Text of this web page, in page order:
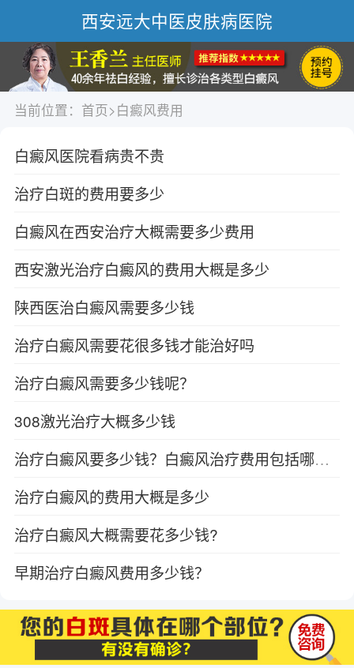
西安远大中医皮肤病医院
当前位置： 首页>白癜风费用
白癜风医院看病贵不贵
治疗白斑的费用要多少
白癜风在西安治疗大概需要多少费用
西安激光治疗白癜风的费用大概是多少
陕西医治白癜风需要多少钱
治疗白癜风需要花很多钱才能治好吗
治疗白癜风需要多少钱呢？
308激光治疗大概多少钱
治疗白癜风要多少钱？白癜风治疗费用包括哪些？
治疗白癜风的费用大概是多少
治疗白癜风大概需要花多少钱?
早期治疗白癜风费用多少钱？